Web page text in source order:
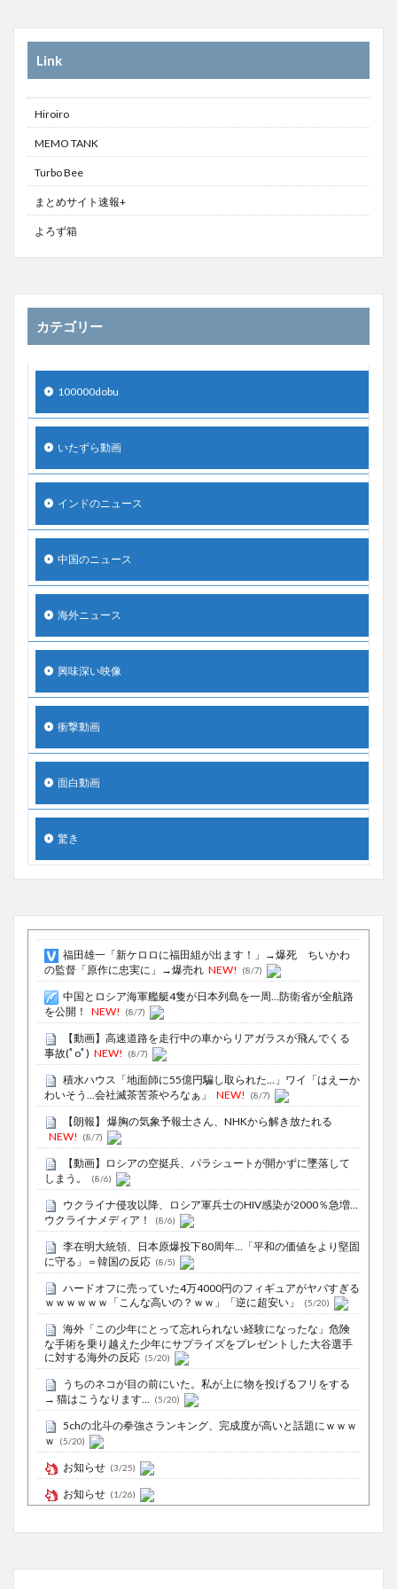
Link
Hiroiro
MEMO TANK
Turbo Bee
まとめサイト速報+
よろず箱
カテゴリー
100000dobu
いたずら動画
インドのニュース
中国のニュース
海外ニュース
興味深い映像
衝撃動画
面白動画
驚き
福田雄一「新ケロロに福田組が出ます！」→爆死 ちいかわ
の監督「原作に忠実に」→爆売れ NEW! (8/7)
中国とロシア海軍艦艇4隻が日本列島を一周…防衛省が全航路
を公開！
NEW! (8/7)
【動画】高速道路を走行中の車からリアガラスが飛んでくる
事故(ﾟoﾟ) NEW! (8/7)
積水ハウス「地面師に55億円騙し取られた…」ワイ「はえーか
わいそう…会社滅茶苦茶やろなぁ」
NEW! (8/7)
【朗報】 爆胸の気象予報士さん、NHKから解き放たれる
NEW!
(8/7)
【動画】ロシアの空挺兵、パラシュートが開かずに墜落して
しまう。
(8/6)
ウクライナ侵攻以降、ロシア軍兵士のHIV感染が2000％急増…
ウクライナメディア！
(8/6)
李在明大統領、日本原爆投下80周年…「平和の価値をより堅固
に守る」＝韓国の反応 (8/5)
ハードオフに売っていた4万4000円のフィギュアがヤバすぎる
ｗｗｗｗｗｗ「こんな高いの？ｗｗ」「逆に超安い」
(5/20)
海外「この少年にとって忘れられない経験になったな」危険
な手術を乗り越えた少年にサプライズをプレゼントした大谷選手
に対する海外の反応 (5/20)
うちのネコが目の前にいた。私が上に物を投げるフリをする
→ 猫はこうなります… (5/20)
5chの北斗の拳強さランキング、完成度が高いと話題にｗｗｗ
ｗ
(5/20)
お知らせ (3/25)
お知らせ (1/26)
の捌け口にされる (12/26)